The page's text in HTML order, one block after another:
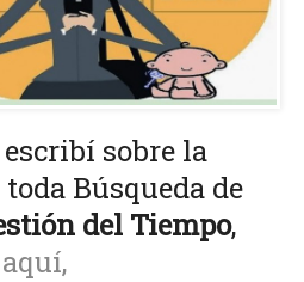
sobre la
Búsqueda de
del Tiempo,
aquí,